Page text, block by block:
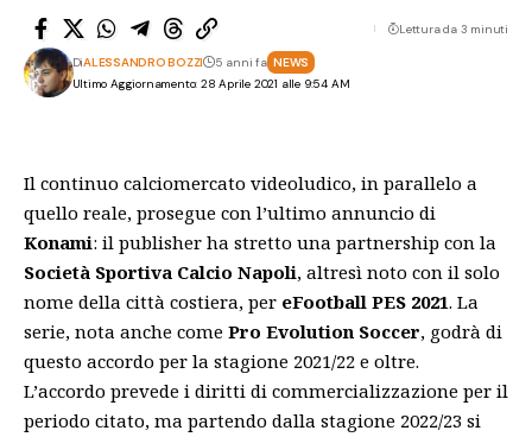
Ultimo Aggiornamento: 28 Aprile 2021 alle 9:54 AM
DiALESSANDRO BOZZI 5 anni fa NEWS
Lettura da 3 minuti
Il continuo calciomercato videoludico, in parallelo a
quello reale, prosegue con l’ultimo annuncio di
Konami: il publisher ha stretto una partnership con la
Società Sportiva Calcio Napoli, altresì noto con il solo
nome della città costiera, per eFootball PES 2021. La
serie, nota anche come Pro Evolution Soccer, godrà di
questo accordo per la stagione 2021/22 e oltre.
L’accordo prevede i diritti di commercializzazione per il
periodo citato, ma partendo dalla stagione 2022/23 si